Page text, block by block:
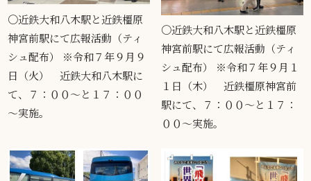
〇近鉄大和八木駅と近鉄橿原
神宮前駅にて広報活動（ティ
シュ配布） ※令和７年９月９
日（火） 近鉄大和八木駅に
て、７：００～と１７：００
～実施。
〇近鉄大和八木駅と近鉄橿原
神宮前駅にて広報活動（ティ
シュ配布） ※令和７年９月１
１日（木） 近鉄橿原神宮前
駅にて、７：００～と１７：
００～実施。